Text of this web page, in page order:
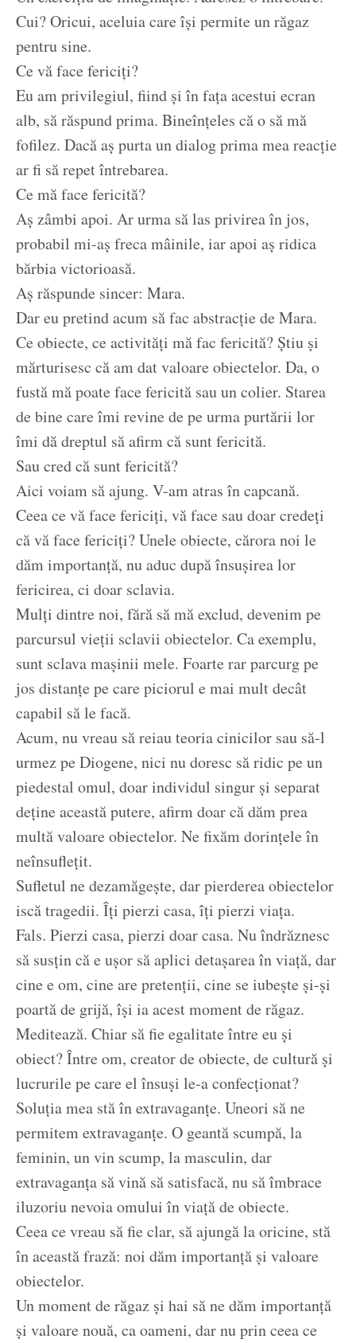
Cui? Oricui, aceluia care își permite un răgaz
pentru sine.
Ce vă face fericiți?
Eu am privilegiul, fiind și în fața acestui ecran
alb, să răspund prima. Bineînțeles că o să mă
fofilez. Dacă aș purta un dialog prima mea reacție
ar fi să repet întrebarea.
Ce mă face fericită?
Aș zâmbi apoi. Ar urma să las privirea în jos,
probabil mi-aș freca mâinile, iar apoi aș ridica
bărbia victorioasă.
Aș răspunde sincer: Mara.
Dar eu pretind acum să fac abstracție de Mara.
Ce obiecte, ce activități mă fac fericită? Știu și
mărturisesc că am dat valoare obiectelor. Da, o
fustă mă poate face fericită sau un colier. Starea
de bine care îmi revine de pe urma purtării lor
îmi dă dreptul să afirm că sunt fericită.
Sau cred că sunt fericită?
Aici voiam să ajung. V-am atras în capcană.
Ceea ce vă face fericiți, vă face sau doar credeți
că vă face fericiți? Unele obiecte, cărora noi le
dăm importanță, nu aduc după însușirea lor
fericirea, ci doar sclavia.
Mulți dintre noi, fără să mă exclud, devenim pe
parcursul vieții sclavii obiectelor. Ca exemplu,
sunt sclava mașinii mele. Foarte rar parcurg pe
jos distanțe pe care piciorul e mai mult decât
capabil să le facă.
Acum, nu vreau să reiau teoria cinicilor sau să-l
urmez pe Diogene, nici nu doresc să ridic pe un
piedestal omul, doar individul singur și separat
deține această putere, afirm doar că dăm prea
multă valoare obiectelor. Ne fixăm dorințele în
neînsuflețit.
Sufletul ne dezamăgește, dar pierderea obiectelor
iscă tragedii. Îți pierzi casa, îți pierzi viața.
Fals. Pierzi casa, pierzi doar casa. Nu îndrăznesc
să susțin că e ușor să aplici detașarea în viață, dar
cine e om, cine are pretenții, cine se iubește și-și
poartă de grijă, își ia acest moment de răgaz.
Meditează. Chiar să fie egalitate între eu și
obiect? Între om, creator de obiecte, de cultură și
lucrurile pe care el însuși le-a confecționat?
Soluția mea stă în extravaganțe. Uneori să ne
permitem extravaganțe. O geantă scumpă, la
feminin, un vin scump, la masculin, dar
extravaganța să vină să satisfacă, nu să îmbrace
iluzoriu nevoia omului în viață de obiecte.
Ceea ce vreau să fie clar, să ajungă la oricine, stă
în această frază: noi dăm importanță și valoare
obiectelor.
Un moment de răgaz și hai să ne dăm importanță
și valoare nouă, ca oameni, dar nu prin ceea ce